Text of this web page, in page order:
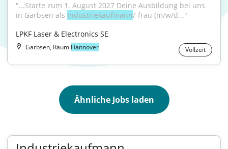
"...Starte zum 1. August 2027 Deine Ausbildung bei uns
in Garbsen als Industriekaufmann/-frau (m/w/d..."
LPKF Laser & Electronics SE
Garbsen, Raum Hannover Vollzeit
Ähnliche Jobs laden